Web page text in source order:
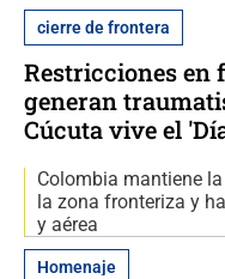
cierre de frontera
Restricciones en
generan
Cúcuta vive el
Colombia mantiene
la zona fronteriza y
y aérea
Homenaje